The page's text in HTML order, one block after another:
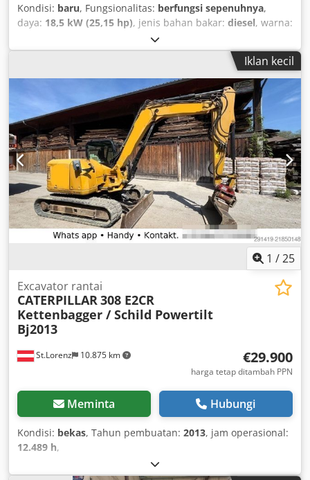
Kondisi: baru, Fungsionalitas: berfungsi sepenuhnya,
daya: 18,5 kW (25,15 hp), jenis bahan bakar: diesel, warna:
, Tahun pembuatan:
Nouveau mini-pelle RIPPA R 32 Pro, moteur japonais
Kubota, 4 cylindres, 18,5 kW, norme Euro 5, Tier 4 Stage V,
pré-équipement pour pince, climatisation, caméra de
recul, année de fabrication 2025, attache rapide, godet de
curage 1000 mm, sous garantie. Credpfxswlvzus Am Rof
Iklan kecil
1 /25
St.Lorenz 10.875 km
Excavator rantai
CATERPILLAR308 E2CR
Kettenbagger / Schild Powertilt
Bj2013
€29.900
harga tetap ditambah PPN
Meminta Hubungi
Kondisi: bekas, Tahun pembuatan: 2013, jam operasional:
12.489 h,